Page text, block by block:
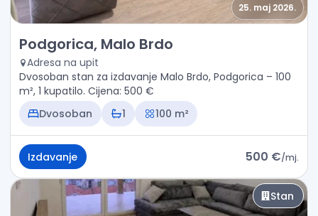
25. maj 2026.
Izdavanje - Stan Podgorica, Malo Brdo
Podgorica, Malo Brdo
Adresa na upit
Dvosoban stan za izdavanje Malo Brdo, Podgorica – 100
m², 1 kupatilo. Cijena: 500 €
Dvosoban
1 100 m²
Izdavanje 500 €/mj.
Stan